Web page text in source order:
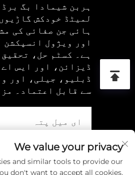
ہربن شیمادا بگ
لمیٹڈ خودکش
ہائی جن صفائی کی
اور ویژول انسپکشن
ہے۔ کسٹم حل،
ڈیزائن، اور ایس
ڈبلیو، جیلی، اور
سے قابل اعتماد۔
We value your privacy
and similar tools to provide our
don't want to accept all cookies,